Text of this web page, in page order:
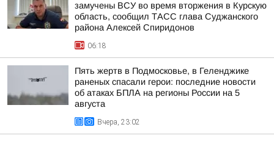
замучены ВСУ во время вторжения в Курскую
область, сообщил ТАСС глава Суджанского
района Алексей Спиридонов
06:18
Пять жертв в Подмосковье, в Геленджике
раненых спасали герои: последние новости
об атаках БПЛА на регионы России на 5
августа
Вчера, 23:02